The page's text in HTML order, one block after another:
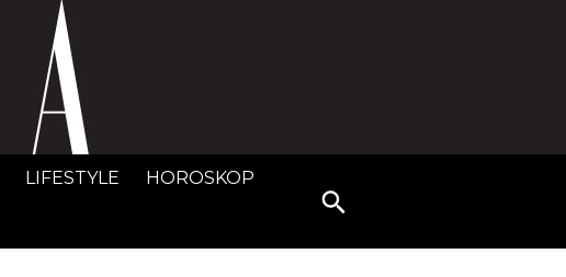
LIFESTYLE HOROSKOP
Search
for: